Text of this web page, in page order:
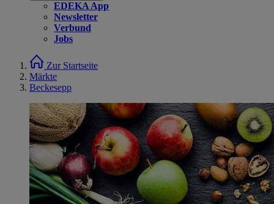
EDEKA App
Newsletter
Verbund
Jobs
Zur Startseite
Märkte
Beckesepp